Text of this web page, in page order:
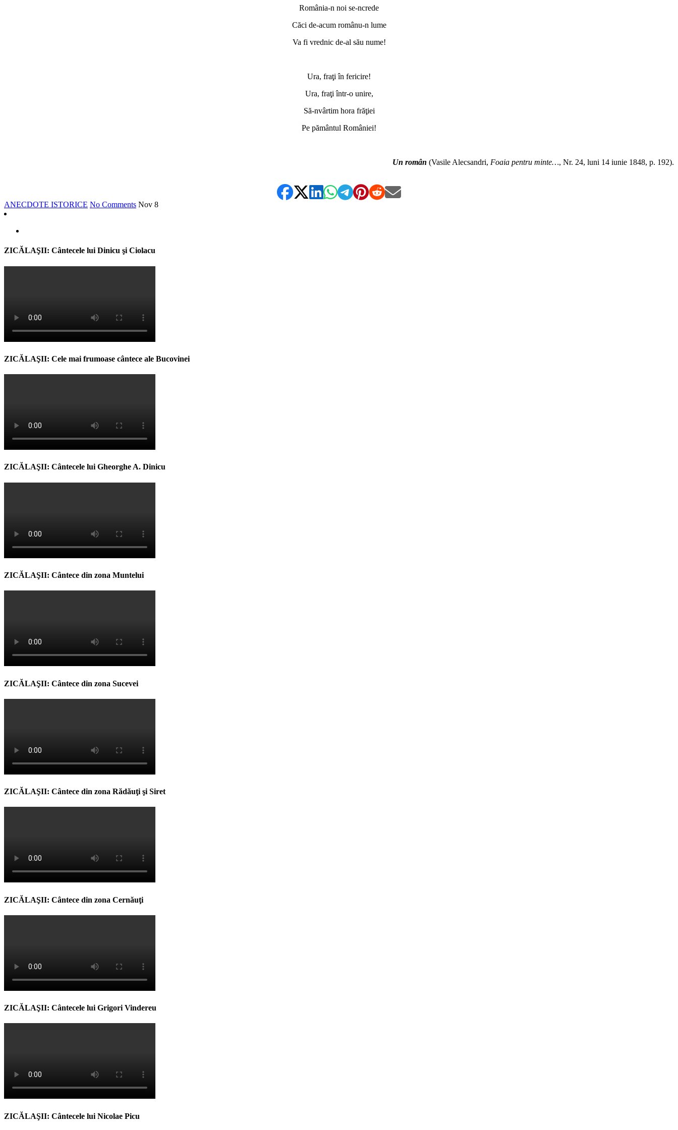
România-n noi se-ncrede
Căci de-acum românu-n lume
Va fi vrednic de-al său nume!
Ura, fraţi în fericire!
Ura, fraţi într-o unire,
Să-nvârtim hora frăţiei
Pe pământul României!
Un român (Vasile Alecsandri, Foaia pentru minte…, Nr. 24, luni 14 iunie 1848, p. 192).
ANECDOTE ISTORICE No Comments Nov 8
ZICĂLAŞII: Cântecele lui Dinicu şi Ciolacu
ZICĂLAŞII: Cele mai frumoase cântece ale Bucovinei
ZICĂLAŞII: Cântecele lui Gheorghe A. Dinicu
ZICĂLAŞII: Cântece din zona Muntelui
ZICĂLAŞII: Cântece din zona Sucevei
ZICĂLAŞII: Cântece din zona Rădăuţi şi Siret
ZICĂLAŞII: Cântece din zona Cernăuţi
ZICĂLAŞII: Cântecele lui Grigori Vindereu
ZICĂLAŞII: Cântecele lui Nicolae Picu